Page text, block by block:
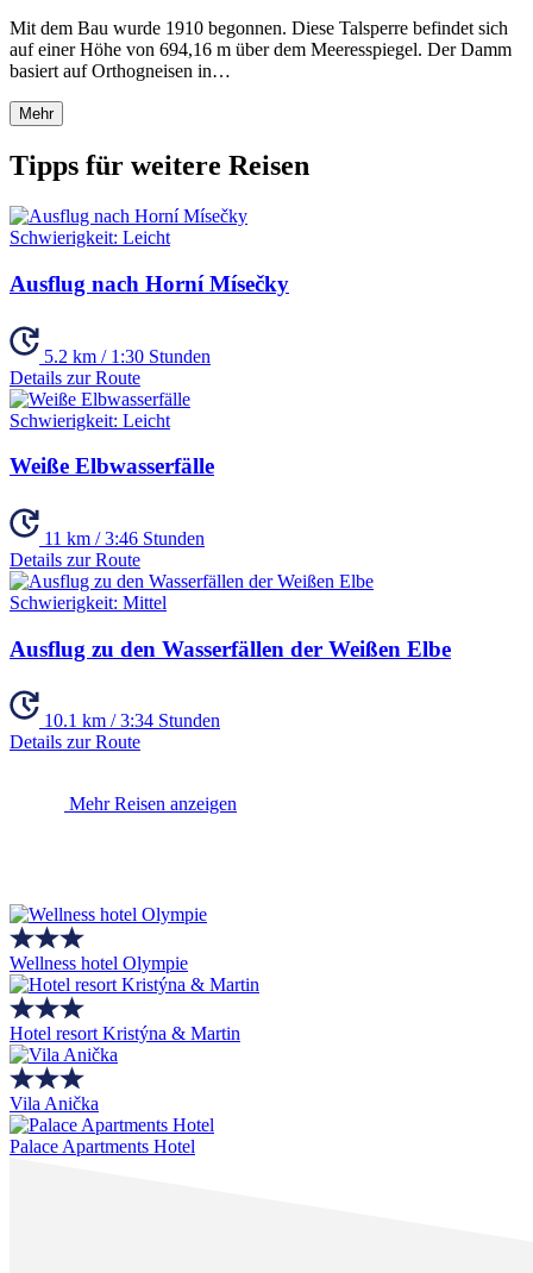
Mit dem Bau wurde 1910 begonnen. Diese Talsperre befindet sich
auf einer Höhe von 694,16 m über dem Meeresspiegel. Der Damm
basiert auf Orthogneisen in…
Mehr
Tipps für weitere Reisen
Schwierigkeit: Leicht
Ausflug nach Horní Mísečky
5.2 km / 1:30 Stunden
Details zur Route
Schwierigkeit: Leicht
Weiße Elbwasserfälle
11 km / 3:46 Stunden
Details zur Route
Schwierigkeit: Mittel
Ausflug zu den Wasserfällen der Weißen Elbe
10.1 km / 3:34 Stunden
Details zur Route
Mehr Reisen anzeigen
Wellness hotel Olympie
Hotel resort Kristýna & Martin
Vila Anička
Palace Apartments Hotel